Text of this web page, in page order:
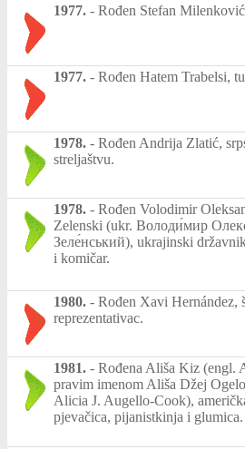
1977. - Rođen Stefan
1977. - Rođen Hatem Trabelsi,
1978. - Rođen Andrija Zlatić,
streljaštvu.
1978. - Rođen Volodimir
Zelenski (ukr. Володи́мир
Зеле́нський), ukrajinski
i komičar.
1980. - Rođen Xavi Hernández,
reprezentativac.
1981. - Rođena Ališa Kiz (engl.
pravim imenom Ališa Džej
Alicia J. Augello-Cook),
pjevačica, pijanistkinja i glumica.